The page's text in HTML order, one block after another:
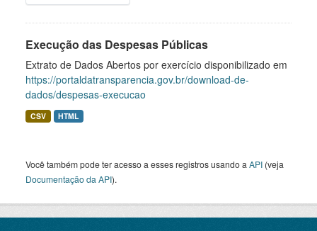
Execução das Despesas Públicas
Extrato de Dados Abertos por exercício disponibilizado em
https://portaldatransparencia.gov.br/download-de-
dados/despesas-execucao
CSV HTML
Você também pode ter acesso a esses registros usando a API (veja
Documentação da API).